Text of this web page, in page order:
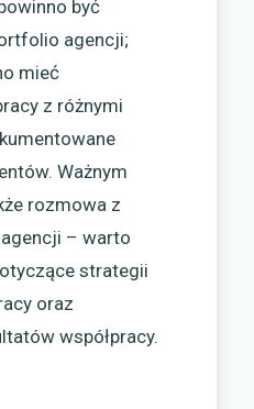
być
agencji;
mieć
z różnymi
Ważnym
rozmowa z
– warto
strategii
oraz
współpracy.